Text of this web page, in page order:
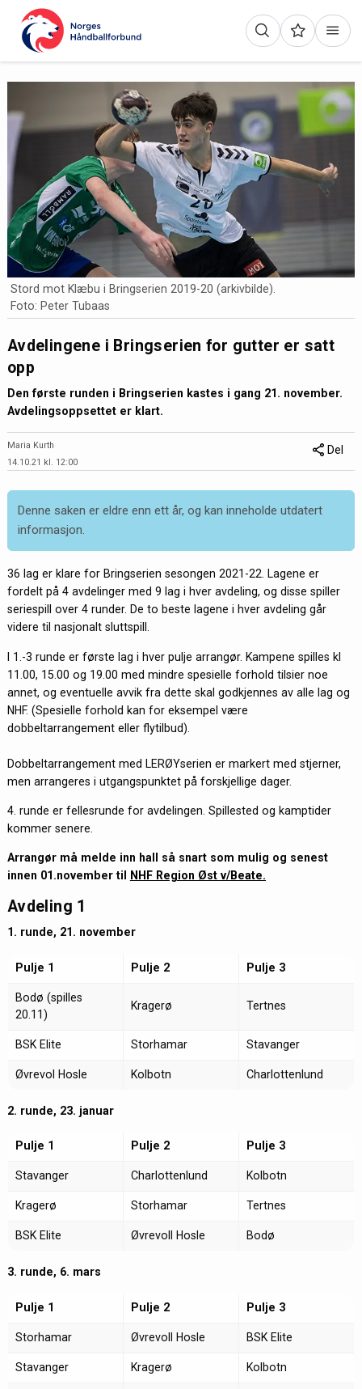
Stord mot Klæbu i Bringserien 2019-20 (arkivbilde).
Foto: Peter Tubaas
Avdelingene i Bringserien for gutter er satt
opp
Den første runden i Bringserien kastes i gang 21. november.
Avdelingsoppsettet er klart.
Maria Kurth
14.10.21 kl. 12:00
Del
Denne saken er eldre enn ett år, og kan inneholde utdatert
informasjon.
36 lag er klare for Bringserien sesongen 2021-22. Lagene er
fordelt på 4 avdelinger med 9 lag i hver avdeling, og disse spiller
seriespill over 4 runder. De to beste lagene i hver avdeling går
videre til nasjonalt sluttspill.
I 1.-3 runde er første lag i hver pulje arrangør. Kampene spilles kl
11.00, 15.00 og 19.00 med mindre spesielle forhold tilsier noe
annet, og eventuelle avvik fra dette skal godkjennes av alle lag og
NHF. (Spesielle forhold kan for eksempel være
dobbeltarrangement eller flytilbud).
Dobbeltarrangement med LERØYserien er markert med stjerner,
men arrangeres i utgangspunktet på forskjellige dager.
4. runde er fellesrunde for avdelingen. Spillested og kamptider
kommer senere.
Arrangør må melde inn hall så snart som mulig og senest
innen 01.november til
NHF Region Øst v/Beate.
Avdeling 1
1. runde, 21. november
Pulje 1 Pulje 2 Pulje 3
Bodø (spilles
20.11)
Kragerø Tertnes
BSK Elite Storhamar Stavanger
Øvrevol Hosle Kolbotn Charlottenlund
2. runde, 23. januar
Pulje 1 Pulje 2 Pulje 3
Stavanger Charlottenlund Kolbotn
Kragerø Storhamar Tertnes
BSK Elite Øvrevoll Hosle Bodø
3. runde, 6. mars
Pulje 1 Pulje 2 Pulje 3
Storhamar Øvrevoll Hosle BSK Elite
Stavanger Kragerø Kolbotn